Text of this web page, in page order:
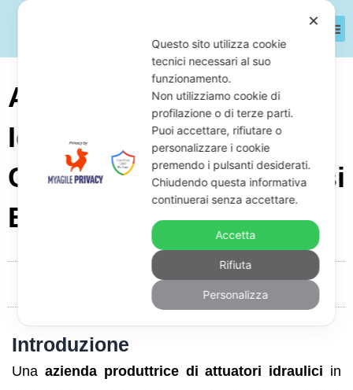
Azienda Di Attuatori
Idraulici Con Debiti:
Cosa Fare Per Difendersi
E Come
05:07
Introduzione
Una azienda produttrice di attuatori idraulici in
✕
Questo sito utilizza cookie
tecnici necessari al suo
funzionamento.
Non utilizziamo cookie di
profilazione o di terze parti.
Puoi accettare, rifiutare o
personalizzare i cookie
premendo i pulsanti desiderati.
Chiudendo questa informativa
continuerai senza accettare.
Accetta
Rifiuta
Personalizza